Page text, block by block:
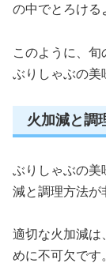
の中でとろける
このように、旬
ぶりしゃぶの美
火加減と調
ぶりしゃぶの美
減と調理方法が
適切な火加減は
めに不可欠です